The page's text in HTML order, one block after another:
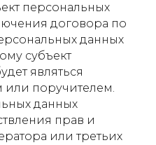
персональных
договора по
данных
субъект
являться
или поручителем.
данных
прав и
или третьих